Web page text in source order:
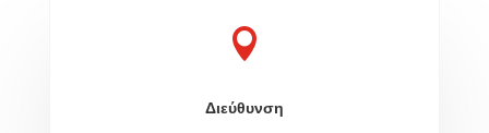

Διεύθυνση